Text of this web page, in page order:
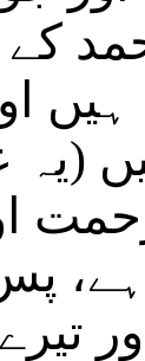
کے
تیرے